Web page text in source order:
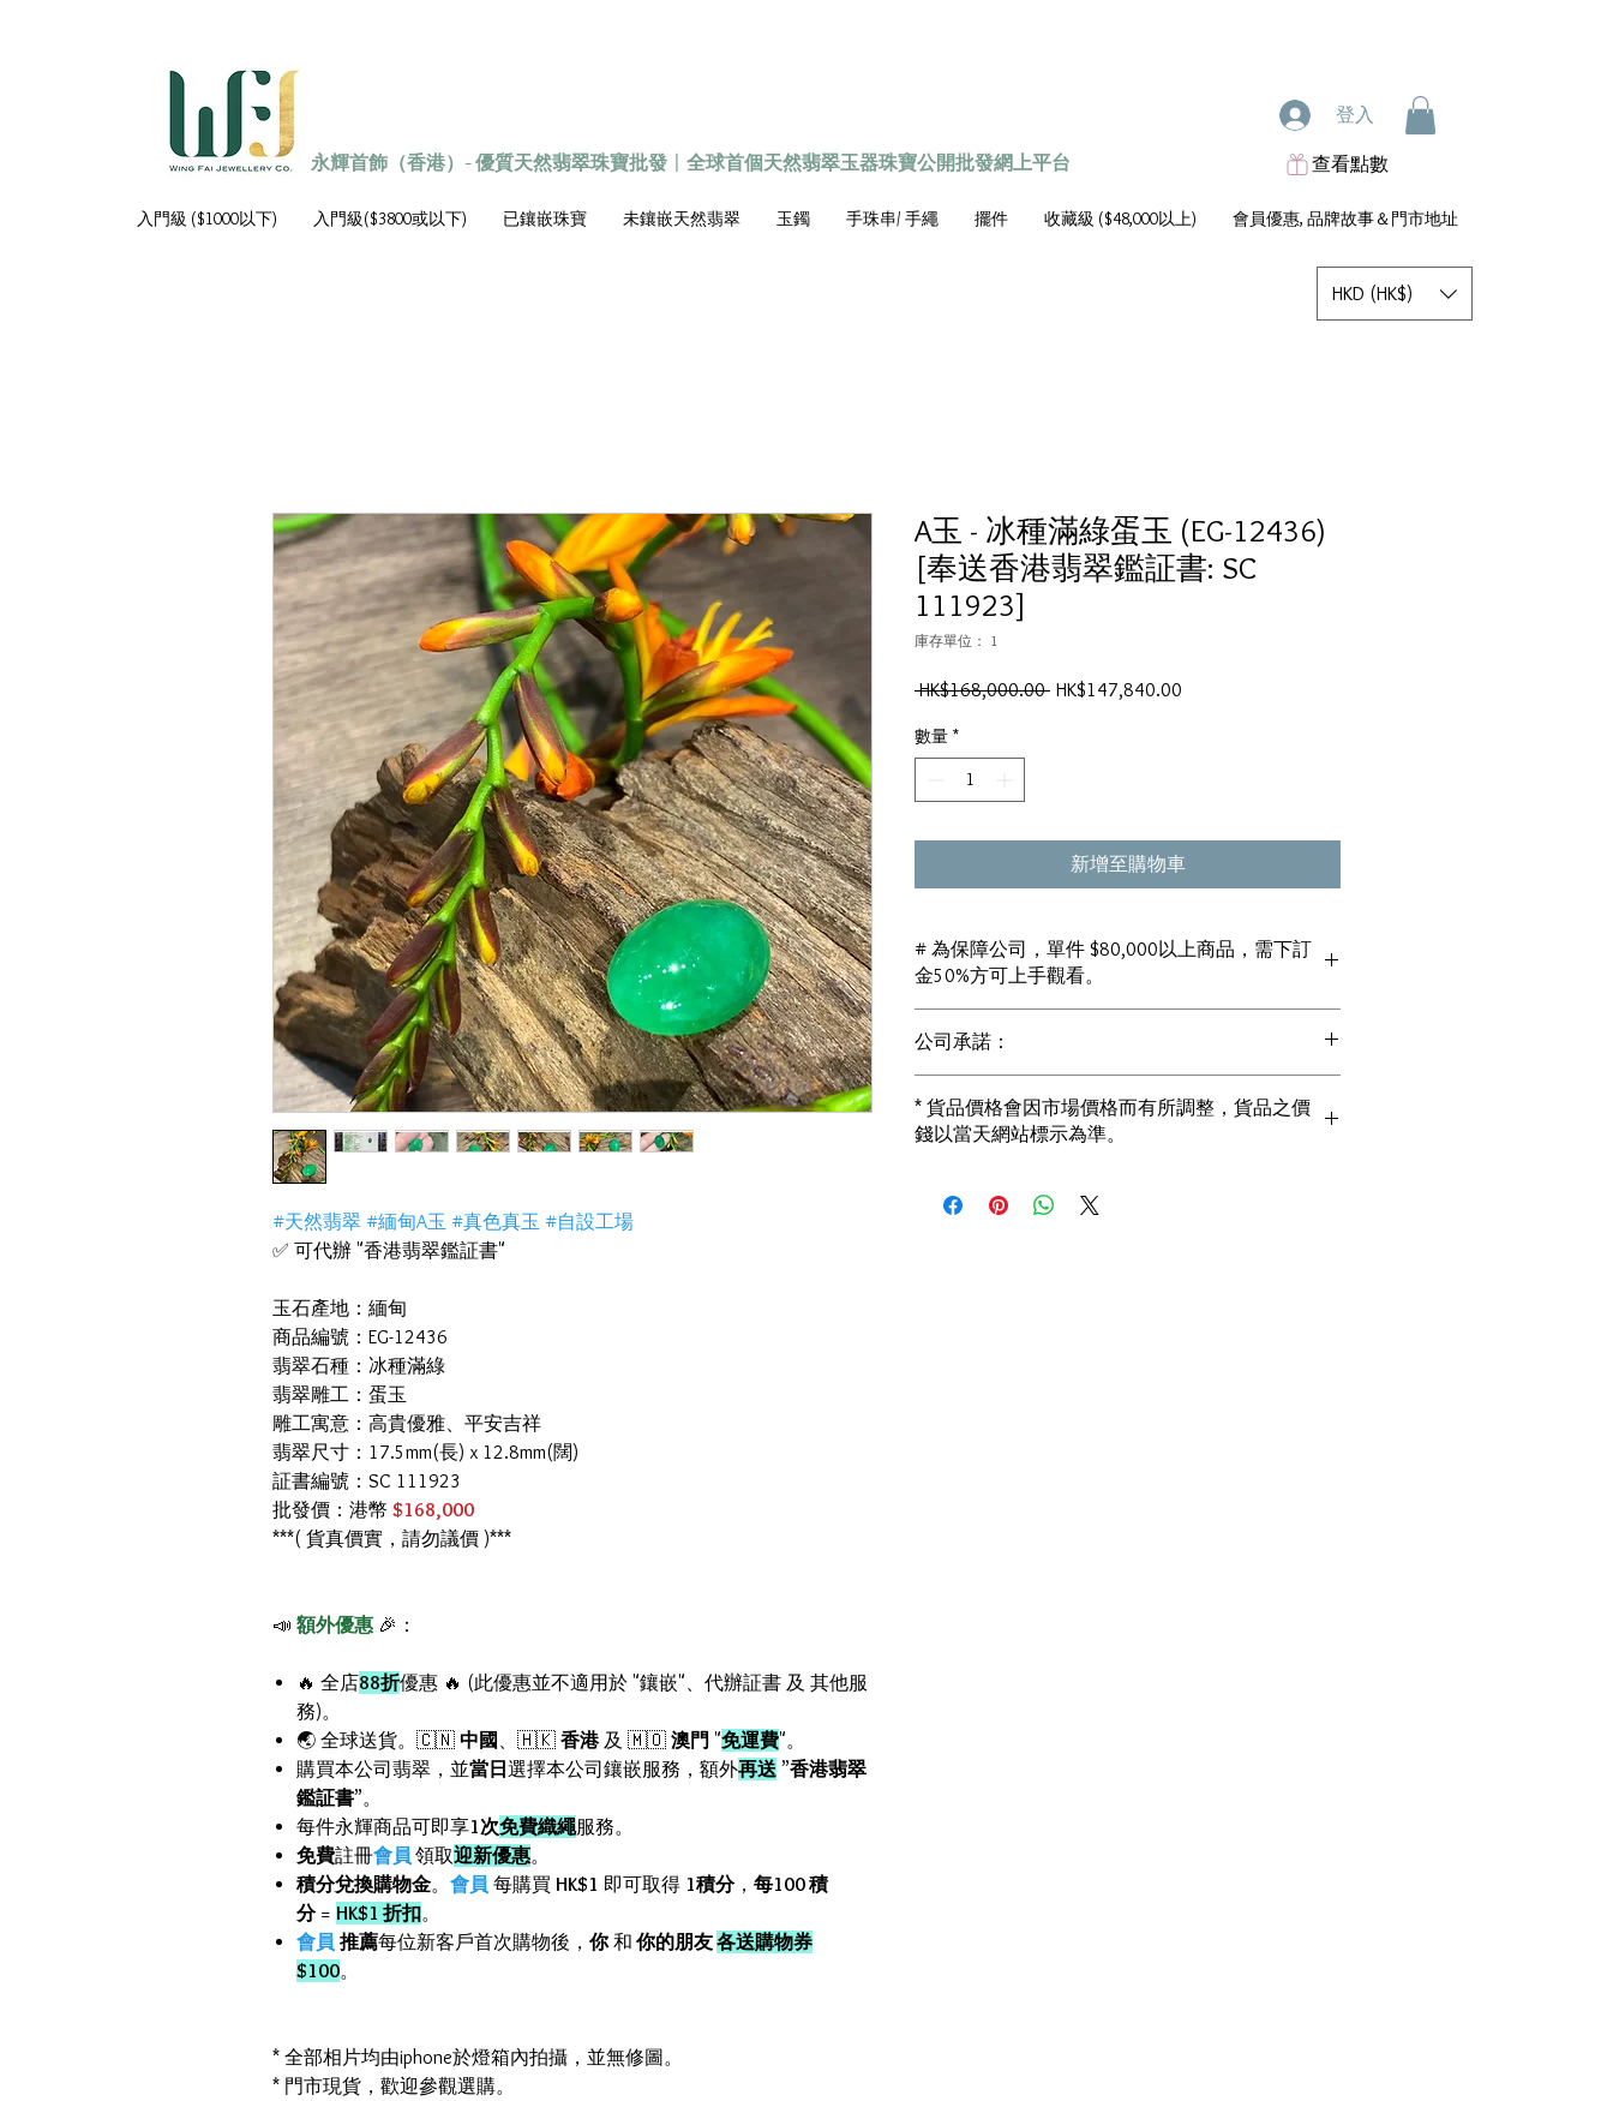
永輝首飾（香港）- 優質天然翡翠珠寶批發 〡 全球首個天然翡翠玉器珠寶公開批發網上平台
登入
查看點數
入門級 ($1000以下) 入門級($3800或以下) 已鑲嵌珠寶 未鑲嵌天然翡翠 玉鐲 手珠串/ 手繩 擺件 收藏級 ($48,000以上) 會員優惠, 品牌故事＆門市地址
HKD (HK$)
#天然翡翠 #緬甸A玉 #真色真玉 #自設工場
✅ 可代辦 "香港翡翠鑑証書"
玉石產地：緬甸
商品編號：EG-12436
翡翠石種：冰種滿綠
翡翠雕工：蛋玉
雕工寓意：高貴優雅、平安吉祥
翡翠尺寸：17.5mm(長) x 12.8mm(闊)
証書編號：SC 111923
批發價：港幣 $168,000
***( 貨真價實，請勿議價 )***
📣 額外優惠 🎉：
🔥 全店88折優惠 🔥 (此優惠並不適用於 "鑲嵌"、代辦証書 及 其他服
務)。
🌏 全球送貨。🇨🇳 中國 、🇭🇰 香港及 🇲🇴 澳門 "免運費"。
購買本公司翡翠，並當日 選擇本公司鑲嵌服務，額外再送 ”香港翡翠
鑑証書”。
每件永輝商品可即享1次免費織繩服務。
免費註冊會員 領取迎新優惠。
積分兌換購物金。 會員 每購買 HK$1 即可取得 1積分， 每100 積
分= HK$1 折扣。
會員 推薦每位新客戶首次購物後， 你和 你的朋友各送購物券
$100。
* 全部相片均由iphone於燈箱內拍攝，並無修圖。
* 門市現貨，歡迎參觀選購。
A玉 - 冰種滿綠蛋玉 (EG-12436)
[奉送香港翡翠鑑証書: SC
111923]
庫存單位： 1
HK$168,000.00 一HK$147,840.00
數量 *
新增至購物車
# 為保障公司，單件 $80,000以上商品，需下訂
金50%方可上手觀看。
（訂金只接受 現金 或 信用卡）
公司承諾：
i) 所有已鑲玉器珠寶丶玉鐲丶擺件皆 奉送 [香港翡翠鑑証
書]
3) 顧客所花費一分一毫全部都是珠寶本身應有價值。
* 貨品價格會因市場價格而有所調整，貨品之價
錢以當天網站標示為準。